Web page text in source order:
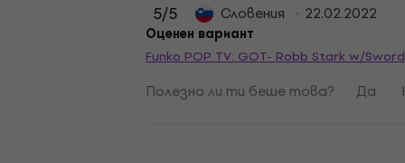
5/5 Словения 22.02.2022
Оценен вариант
Funko POP TV: GOT- Robb Stark w/
Полезно ли ти беше това? Да